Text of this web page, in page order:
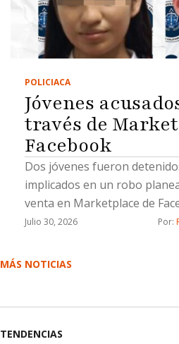
POLICIACA
Jóvenes
través de
Facebook
Dos jóvenes fueron
implicados en un robo
venta en Marketplace de
Fiscalía General del Estado
“N”, por su probable
acuerdo con la
2026 la víctima contactó, a
Julio 30, 2026 Por:
MÁS NOTICIAS
TENDENCIAS